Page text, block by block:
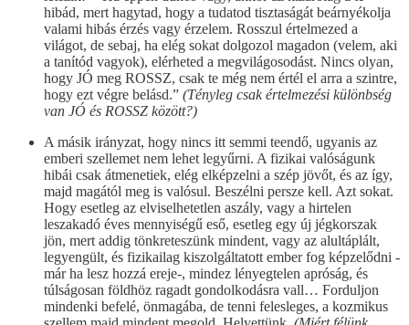
hibád, mert hagytad, hogy a tudatod tisztaságát beárnyékolja
valami hibás érzés vagy érzelem. Rosszul értelmezed a
világot, de sebaj, ha elég sokat dolgozol magadon (velem, aki
a tanítód vagyok), elérheted a megvilágosodást. Nincs olyan,
hogy JÓ meg ROSSZ, csak te még nem értél el arra a szintre,
hogy ezt végre belásd.” (Tényleg csak értelmezési különbség
van JÓ és ROSSZ között?)
A másik irányzat, hogy nincs itt semmi teendő, ugyanis az
emberi szellemet nem lehet legyűrni. A fizikai valóságunk
hibái csak átmenetiek, elég elképzelni a szép jövőt, és az így,
majd magától meg is valósul. Beszélni persze kell. Azt sokat.
Hogy esetleg az elviselhetetlen aszály, vagy a hirtelen
leszakadó éves mennyiségű eső, esetleg egy új jégkorszak
jön, mert addig tönkreteszünk mindent, vagy az alultáplált,
legyengült, és fizikailag kiszolgáltatott ember fog képzelődni -
már ha lesz hozzá ereje-, mindez lényegtelen apróság, és
túlságosan földhöz ragadt gondolkodásra vall… Forduljon
mindenki befelé, önmagába, de tenni felesleges, a kozmikus